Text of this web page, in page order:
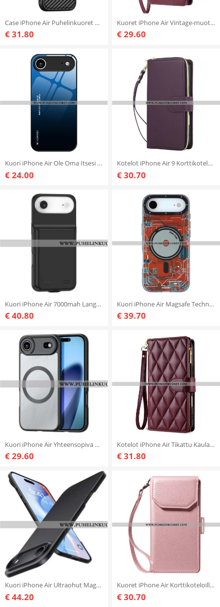
Case iPhone Air Puhelinkuoret Magsafe Pyörivällä Jalustalla
€ 31.80
Kuoret iPhone Air Vintage-muotoilu
€ 29.60
Kuori iPhone Air Ole Oma Itsesi Karkaistulla Lasilla
€ 24.00
Kotelot iPhone Air 9 Korttikoteloa Ja Kaulanauha
€ 30.70
Kuori iPhone Air 7000mah Langaton Lataus Suojakuori
€ 40.80
Kuori iPhone Air Magsafe Technology -sarja Youngkit
€ 39.70
Kuori iPhone Air Yhteensopiva Magsafe Aimo -sarja Dux Ducis
€ 29.60
Kotelot iPhone Air Tikattu Kaulanauhalla Ja Olkahihnalla
€ 31.80
Kuori iPhone Air Ultraohut Magsafe-yhteensopiva
€ 44.20
Kuoret iPhone Air Korttikoteloilla Ja Rannehihnalla
€ 30.70